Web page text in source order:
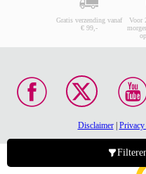
Gratis verzending vanaf
€ 99,-
Voor
Disclaimer|